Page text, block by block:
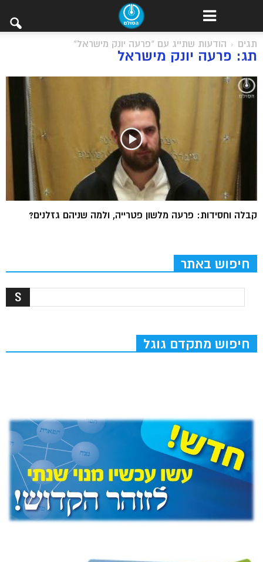
תגים הודעות שתייג עם "פרעה יונק מישראל"
תג: פרעה יונק מישראל
קבלה וחסידות: פרעה מלשון פטרייה, ולמה שניהם גזלנים?
חיפוש באתר
חיפוש מתקדם גוגל